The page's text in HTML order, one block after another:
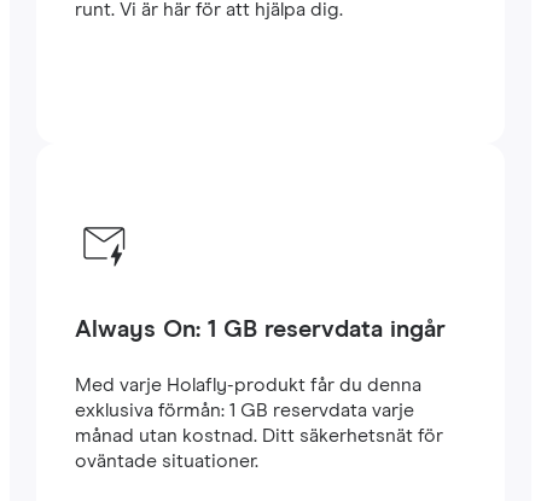
runt. Vi är här för att hjälpa dig.
Always On: 1 GB reservdata ingår
Med varje Holafly-produkt får du denna
exklusiva förmån: 1 GB reservdata varje
månad utan kostnad. Ditt säkerhetsnät för
oväntade situationer.